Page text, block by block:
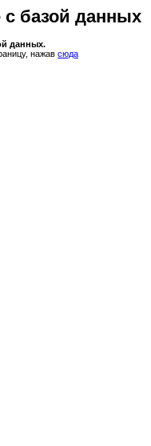
базой данных
данных.
нажав сюда